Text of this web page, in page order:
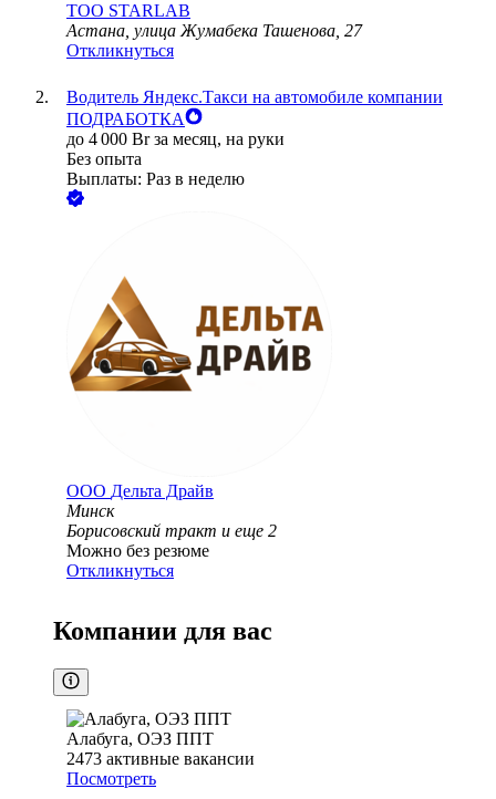
ТОО STARLAB
Астана, улица Жумабека Ташенова, 27
Откликнуться
Водитель Яндекс.Такси на автомобиле компании
ПОДРАБОТКА
до 4 000 Br за месяц, на руки
Без опыта
Выплаты: Раз в неделю
ООО Дельта Драйв
Минск
Борисовский тракт и еще 2
Можно без резюме
Откликнуться
Компании для вас
Алабуга, ОЭЗ ППТ
2473 активные вакансии
Посмотреть